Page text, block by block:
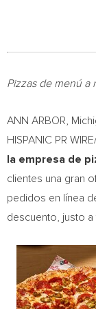
Pizzas de menú a
ANN ARBOR,
HISPANIC PR
la empresa de
clientes una gran
pedidos en línea
descuento, justo a